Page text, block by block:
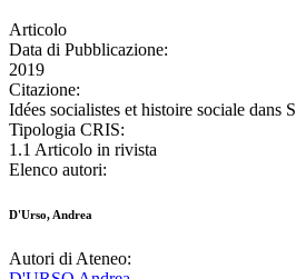
Articolo
Data di Pubblicazione:
2019
Citazione:
Idées socialistes et histoire sociale
Tipologia CRIS:
1.1 Articolo in rivista
Elenco autori:
D'Urso, Andrea
Autori di Ateneo: